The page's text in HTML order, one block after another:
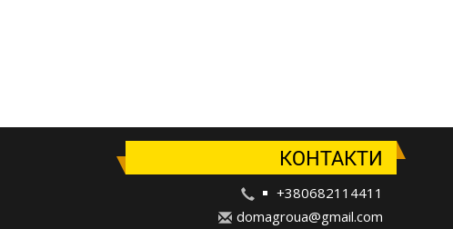
КОНТАКТИ
+380682114411
domagroua@gmail.com